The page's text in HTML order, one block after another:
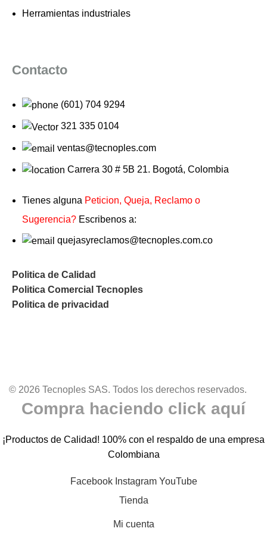
Herramientas industriales
Contacto
(601) 704 9294
321 335 0104
ventas@tecnoples.com
Carrera 30 # 5B 21. Bogotá, Colombia
Tienes alguna Peticion, Queja, Reclamo o
Sugerencia? Escribenos a:
quejasyreclamos@tecnoples.com.co
Politica de Calidad
Politica Comercial Tecnoples
Politica de privacidad
© 2026 Tecnoples SAS. Todos los derechos reservados.
Compra haciendo click aquí
¡Productos de Calidad! 100% con el respaldo de una empresa
Colombiana
Facebook Instagram YouTube
Tienda
Mi cuenta